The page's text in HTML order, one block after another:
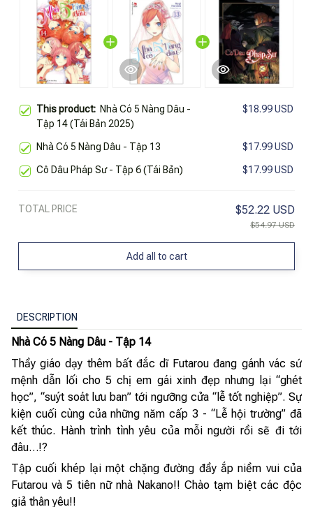
This product: Nhà Có 5 Nàng Dâu -
Tập 14 (Tái Bản 2025)
$18.99 USD
Nhà Có 5 Nàng Dâu - Tập 13 $17.99 USD
Cô Dâu Pháp Sư - Tập 6 (Tái Bản) $17.99 USD
TOTAL PRICE $52.22 USD
$54.97 USD
Add all to cart
DESCRIPTION
Nhà Có 5 Nàng Dâu - Tập 14
Thầy giáo dạy thêm bất đắc dĩ Futarou đang gánh vác sứ
mệnh dẫn lối cho 5 chị em gái xinh đẹp nhưng lại “ghét
học”, “suýt soát lưu ban” tới ngưỡng cửa “lễ tốt nghiệp”. Sự
kiện cuối cùng của những năm cấp 3 - “Lễ hội trường” đã
kết thúc. Hành trình tình yêu của mỗi người rồi sẽ đi tới
đâu…!?
Tập cuối khép lại một chặng đường đầy ắp niềm vui của
Futarou và 5 tiên nữ nhà Nakano!! Chào tạm biệt các độc
giả thân yêu!!